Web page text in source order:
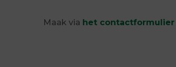
Maak via het contactformulier